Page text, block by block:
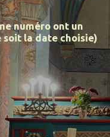
numéro ont un
la date choisie)